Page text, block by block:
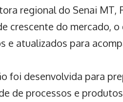
regional do Senai MT,
crescente do mercado,
e atualizados para
foi desenvolvida para
de processos e